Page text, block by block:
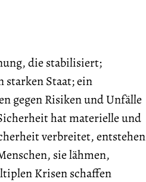
die stabilisiert;
starken Staat; ein
gegen Risiken und Unfälle
hat materielle und
verbreitet, entstehen
sie lähmen,
Krisen schaffen